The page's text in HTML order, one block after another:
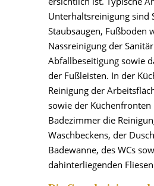
Unterhaltsreinigung sind
Staubsaugen, Fußboden
Nassreinigung der
Abfallbeseitigung sowie
der Fußleisten. In der
Reinigung der
sowie der Küchenfronten
Badezimmer die
Waschbeckens, der
Badewanne, des WCs
dahinterliegenden